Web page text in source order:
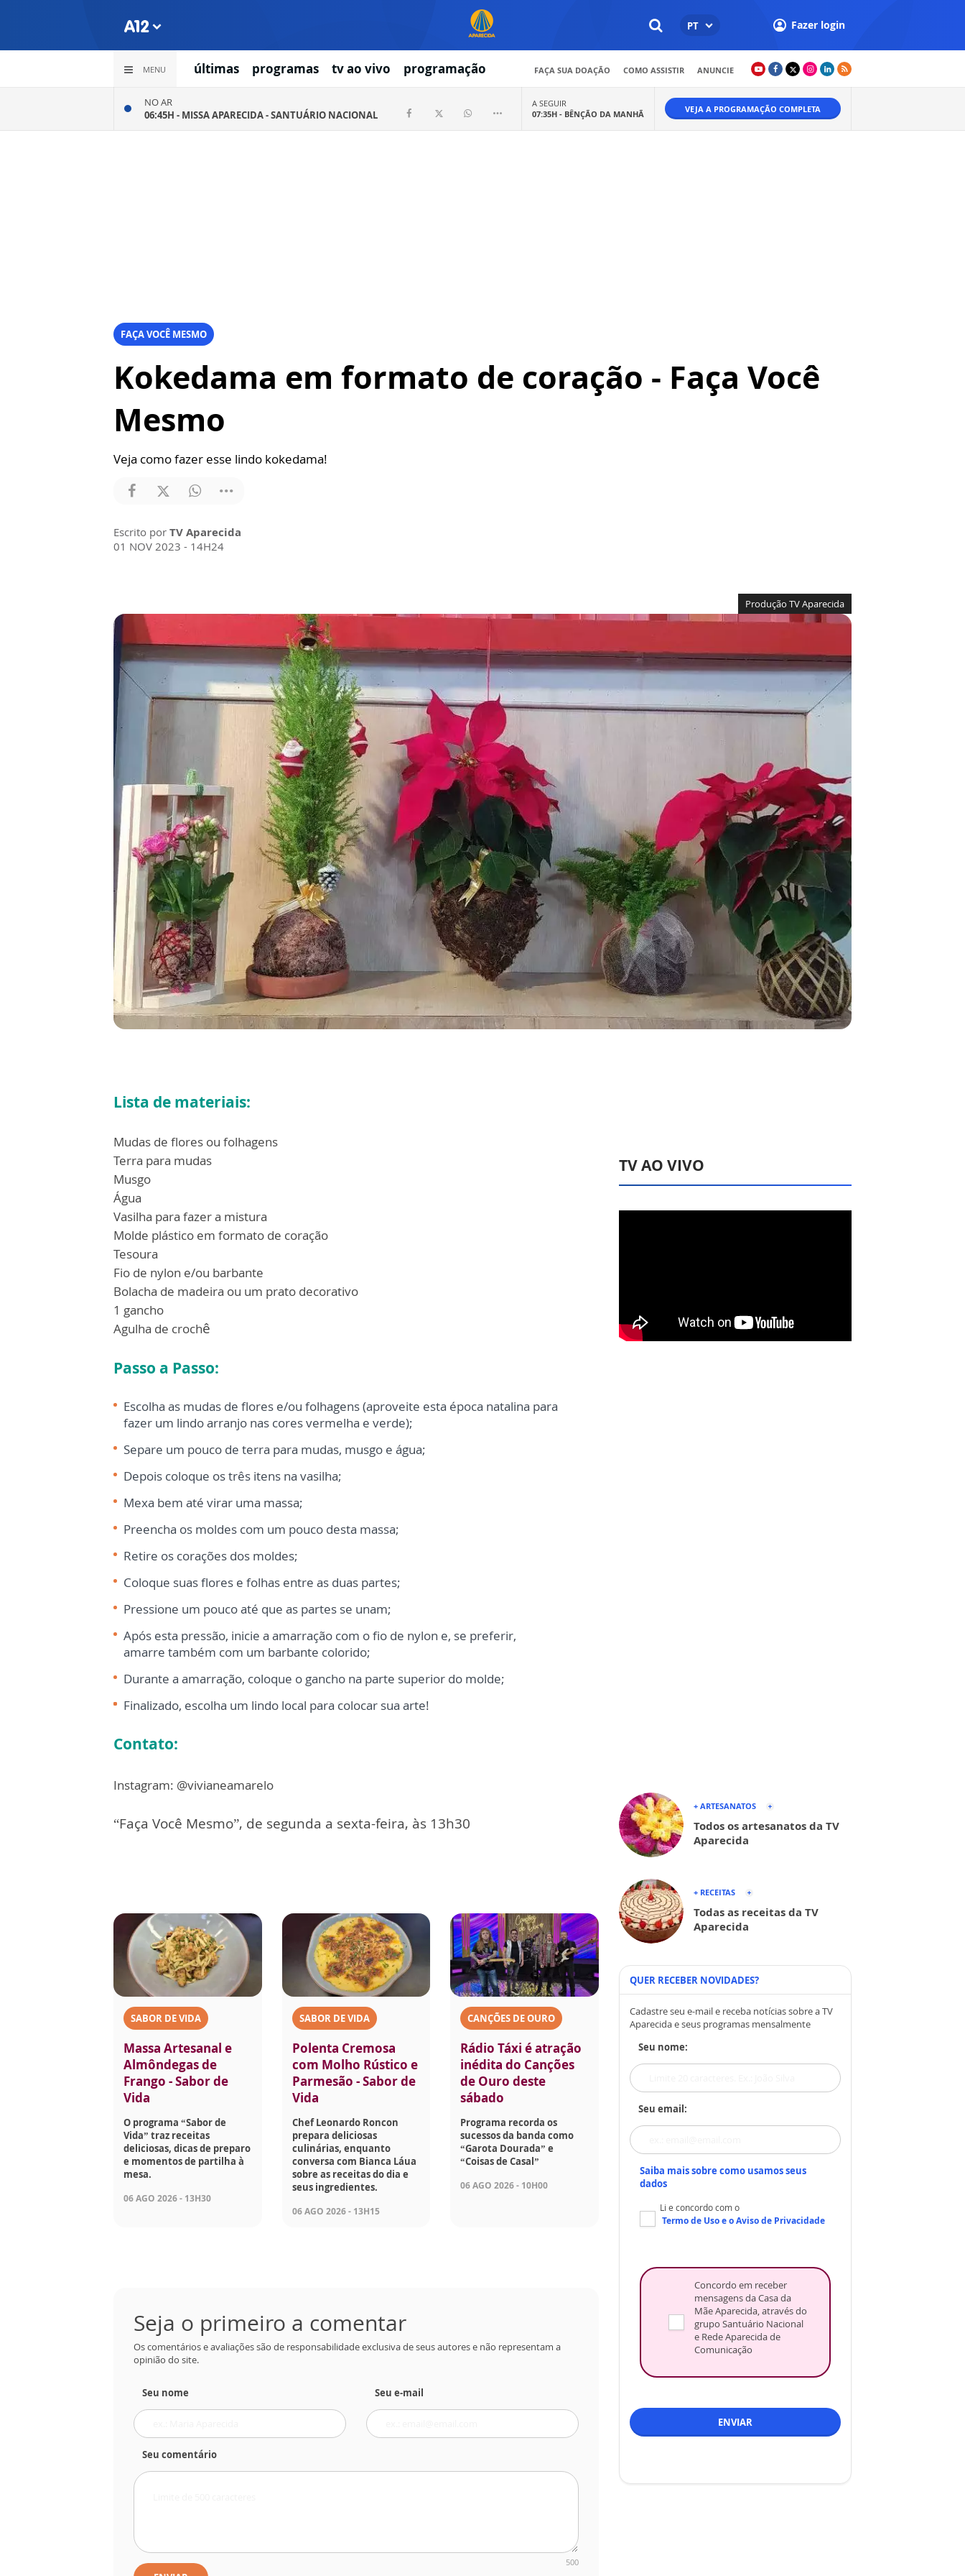
PT Fazer login
MENU últimas programas tv ao vivo programação FAÇA SUA DOAÇÃO COMO ASSISTIR ANUNCIE
NO AR
06:45H - MISSA APARECIDA - SANTUÁRIO NACIONAL
A SEGUIR
07:35H - BÊNÇÃO DA MANHÃ VEJA A PROGRAMAÇÃO COMPLETA
FAÇA VOCÊ MESMO
Kokedama em formato de coração - Faça Você
Mesmo
Veja como fazer esse lindo kokedama!
Escrito por TV Aparecida
01 NOV 2023 - 14H24
Produção TV Aparecida
Lista de materiais:
Mudas de flores ou folhagens
Terra para mudas
Musgo
Água
Vasilha para fazer a mistura
Molde plástico em formato de coração
Tesoura
Fio de nylon e/ou barbante
Bolacha de madeira ou um prato decorativo
1 gancho
Agulha de crochê
Passo a Passo:
Escolha as mudas de flores e/ou folhagens (aproveite esta época natalina para
fazer um lindo arranjo nas cores vermelha e verde);
Separe um pouco de terra para mudas, musgo e água;
Depois coloque os três itens na vasilha;
Mexa bem até virar uma massa;
Preencha os moldes com um pouco desta massa;
Retire os corações dos moldes;
Coloque suas flores e folhas entre as duas partes;
Pressione um pouco até que as partes se unam;
Após esta pressão, inicie a amarração com o fio de nylon e, se preferir,
amarre também com um barbante colorido;
Durante a amarração, coloque o gancho na parte superior do molde;
Finalizado, escolha um lindo local para colocar sua arte!
Contato:
Instagram: @vivianeamarelo
“Faça Você Mesmo”, de segunda a sexta-feira, às 13h30
SABOR DE VIDA
Massa Artesanal e
Almôndegas de
Frango - Sabor de
Vida
O programa “Sabor de
Vida” traz receitas
deliciosas, dicas de preparo
e momentos de partilha à
mesa.
06 AGO 2026 - 13H30
SABOR DE VIDA
Polenta Cremosa
com Molho Rústico e
Parmesão - Sabor de
Vida
Chef Leonardo Roncon
prepara deliciosas
culinárias, enquanto
conversa com Bianca Láua
sobre as receitas do dia e
seus ingredientes.
06 AGO 2026 - 13H15
CANÇÕES DE OURO
Rádio Táxi é atração
inédita do Canções
de Ouro deste
sábado
Programa recorda os
sucessos da banda como
“Garota Dourada” e
“Coisas de Casal”
06 AGO 2026 - 10H00
Seja o primeiro a comentar
Os comentários e avaliações são de responsabilidade exclusiva de seus autores e não representam a
opinião do site.
Seu nome Seu e-mail
Seu comentário
500
TV AO VIVO
+ ARTESANATOS
Todos os artesanatos da TV
Aparecida
+ RECEITAS
Todas as receitas da TV
Aparecida
QUER RECEBER NOVIDADES?
Cadastre seu e-mail e receba notícias sobre a TV
Aparecida e seus programas mensalmente
Seu nome:
Seu email:
Saiba mais sobre como usamos seus
dados
Li e concordo com o
Termo de Usoe oAviso de Privacidade
Concordo em receber
mensagens da Casa da
Mãe Aparecida, através do
grupo Santuário Nacional
e Rede Aparecida de
Comunicação
ENVIAR